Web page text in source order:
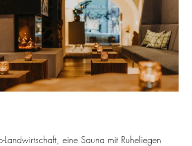
eine Sauna mit Ruheliegen